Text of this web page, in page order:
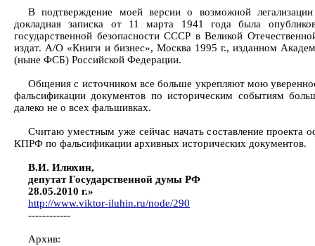
В подтверждение моей версии о возможной
докладная записка от 11 марта 1941 года была
государственной безопасности СССР в Великой
издат. А/О «Книги и бизнес», Москва 1995 г., изданном
(ныне ФСБ) Российской Федерации.
Общения с источником все больше укрепляют мою
фальсификации документов по историческим событиям
далеко не о всех фальшивках.
Считаю уместным уже сейчас начать составление проекта
КПРФ по фальсификации архивных исторических документов.
В.И. Илюхин,
депутат Государственной думы РФ
28.05.2010 г.»
http://www.viktor-iluhin.ru/node/290
------------
Архив: